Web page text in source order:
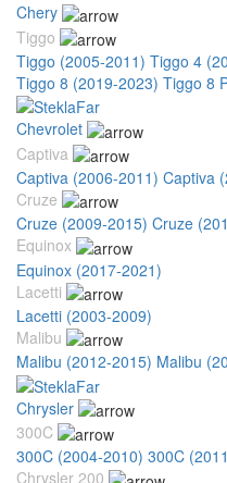
Chery
Tiggo
Tiggo (2005-2011) Tiggo 4
Tiggo 8 (2019-2023) Tiggo 8
Chevrolet
Captiva
Captiva (2006-2011) Captiva
Cruze
Cruze (2009-2015) Cruze
Equinox
Equinox (2017-2021)
Lacetti
Lacetti (2003-2009)
Malibu
Malibu (2012-2015) Malibu
Chrysler
300C
300C (2004-2010) 300C
Chrysler 200